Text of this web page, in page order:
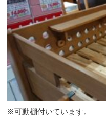
※可動棚付いています。